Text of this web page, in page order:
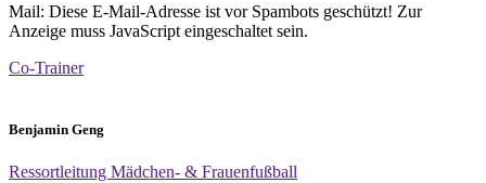
Mail: Diese E-Mail-Adresse ist vor Spambots geschützt! Zur
Anzeige muss JavaScript eingeschaltet sein.
Co-Trainer
Benjamin Geng
Ressortleitung Mädchen- & Frauenfußball